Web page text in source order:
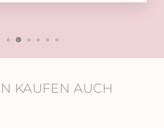
KAUFEN AUCH